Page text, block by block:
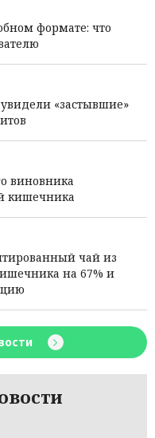
формате: что
«застывшие»
виновника
кишечника
чай из
на 67% и